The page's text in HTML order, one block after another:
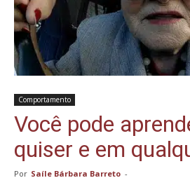
Comportamento
Você pode
quiser e em
Por Saíle Bárbara Barreto -